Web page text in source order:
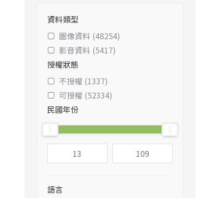
資料類型
圖像資料 (48254)
影音資料 (5417)
授權狀態
不授權 (1337)
可授權 (52334)
民國年份
語言